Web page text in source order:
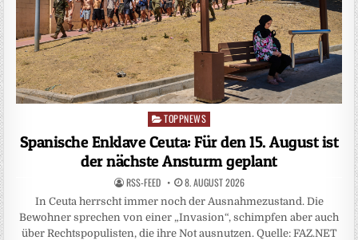
Posted
in
TOPPNEWS
Spanische Enklave Ceuta: Für den 15. August ist
der nächste Ansturm geplant
RSS-FEED 8. AUGUST 2026
In Ceuta herrscht immer noch der Ausnahmezustand. Die
Bewohner sprechen von einer „Invasion“, schimpfen aber auch
über Rechtspopulisten, die ihre Not ausnutzen. Quelle: FAZ.NET